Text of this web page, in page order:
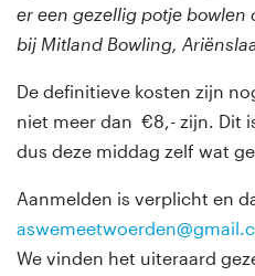
er een gezellig potje bowlen
bij Mitland Bowling,
De definitieve kosten zijn
niet meer dan €8,- zijn. Dit
dus deze middag zelf wat
Aanmelden is verplicht en
We vinden het uiteraard